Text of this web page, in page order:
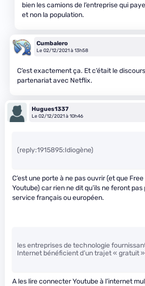
bien les camions de l’entreprise qui
et non la population.
Cumbalero
Le 02/12/2021 à 13h58
C’est exactement ça. Et c’était le
partenariat avec Netflix.
Hugues1337
Le 02/12/2021 à 10h46
(reply:1915895:Idiogène)
C’est une porte à ne pas ouvrir (et que
Youtube) car rien ne dit qu’ils ne feront
service français ou européen.
les entreprises de technologie
Internet bénéficient d’un trajet « gratuit »
A les lire connecter Youtube à l’internet